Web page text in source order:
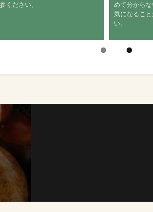
参ください。
めて分から
気になるこ
い。